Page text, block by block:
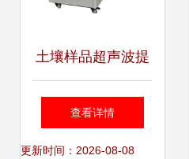
土壤样品超声波提
取机/超声波中药提
取机
查看详情
更新时间：2026-08-08